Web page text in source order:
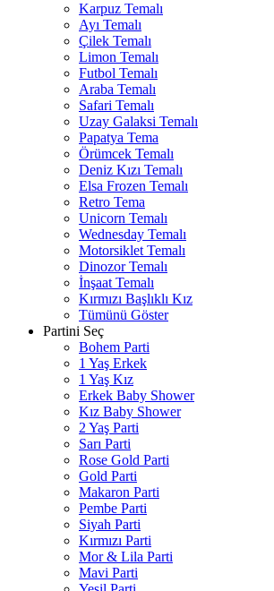
Karpuz Temalı
Ayı Temalı
Çilek Temalı
Limon Temalı
Futbol Temalı
Araba Temalı
Safari Temalı
Uzay Galaksi Temalı
Papatya Tema
Örümcek Temalı
Deniz Kızı Temalı
Elsa Frozen Temalı
Retro Tema
Unicorn Temalı
Wednesday Temalı
Motorsiklet Temalı
Dinozor Temalı
İnşaat Temalı
Kırmızı Başlıklı Kız
Tümünü Göster
Partini Seç
Bohem Parti
1 Yaş Erkek
1 Yaş Kız
Erkek Baby Shower
Kız Baby Shower
2 Yaş Parti
Sarı Parti
Rose Gold Parti
Gold Parti
Makaron Parti
Pembe Parti
Siyah Parti
Kırmızı Parti
Mor & Lila Parti
Mavi Parti